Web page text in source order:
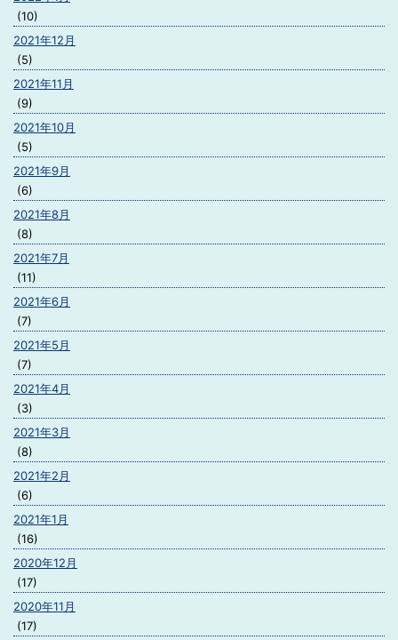
(10)
2021年12月
(5)
2021年11月
(9)
2021年10月
(5)
2021年9月
(6)
2021年8月
(8)
2021年7月
(11)
2021年6月
(7)
2021年5月
(7)
2021年4月
(3)
2021年3月
(8)
2021年2月
(6)
2021年1月
(16)
2020年12月
(17)
2020年11月
(17)